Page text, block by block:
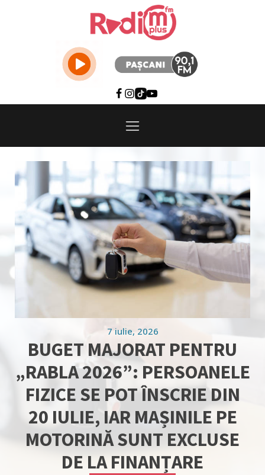
7 iulie, 2026
BUGET MAJORAT PENTRU
„RABLA 2026”: PERSOANELE
FIZICE SE POT ÎNSCRIE DIN
20 IULIE, IAR MAȘINILE PE
MOTORINĂ SUNT EXCLUSE
DE LA FINANȚARE